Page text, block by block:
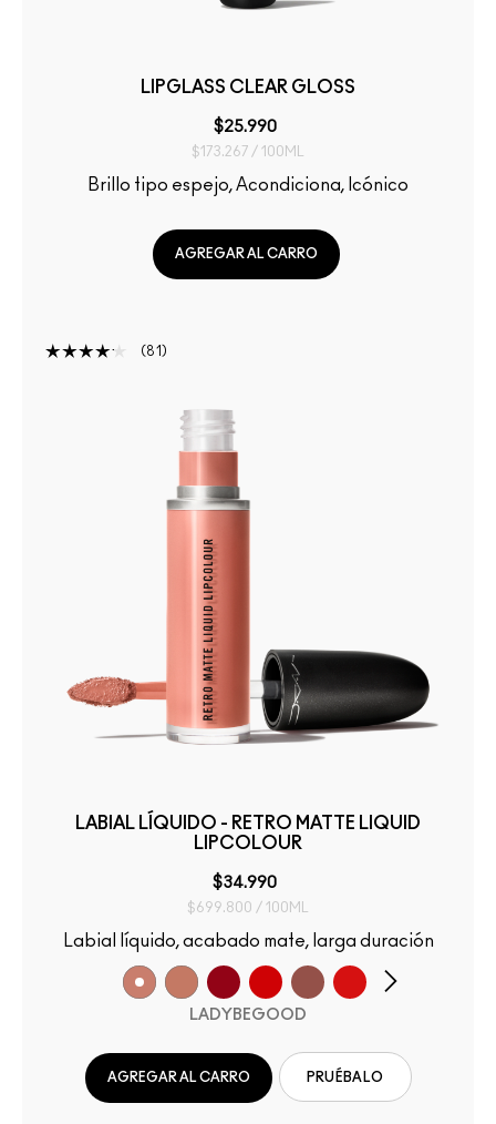
LIPGLASS CLEAR GLOSS
$25.990
$173.267 / 100ML
Brillo tipo espejo, Acondiciona, Icónico
AGREGAR AL CARRO
81
LABIAL LÍQUIDO - RETRO MATTE LIQUID
LIPCOLOUR
$34.990
$699.800 / 100ML
Labial líquido, acabado mate, larga duración
LADYBEGOOD
AGREGAR AL CARRO PRUÉBALO